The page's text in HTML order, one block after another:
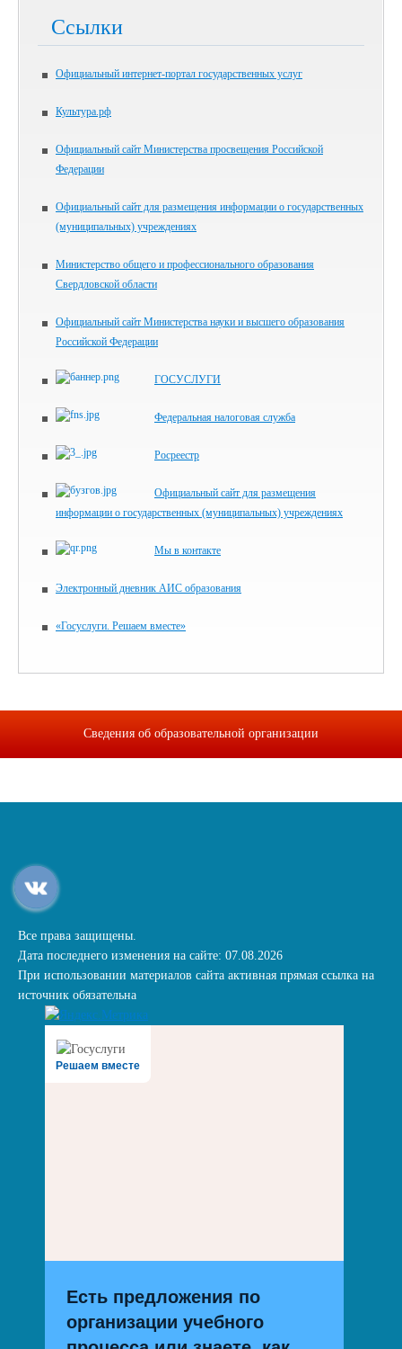
Ссылки
Официальный интернет-портал государственных услуг
Культура.рф
Официальный сайт Министерства просвещения Российской
Федерации
Официальный сайт для размещения информации о государственных
(муниципальных) учреждениях
Министерство общего и профессионального образования
Свердловской области
Официальный сайт Министерства науки и высшего образования
Российской Федерации
ГОСУСЛУГИ
Федеральная налоговая служба
Росреестр
Официальный сайт для размещения
информации о государственных (муниципальных) учреждениях
Мы в контакте
Электронный дневник АИС образования
«Госуслуги. Решаем вместе»
Сведения об образовательной организации
Все права защищены.
Дата последнего изменения на сайте: 07.08.2026
При использовании материалов сайта активная прямая ссылка на
источник обязательна
Решаем вместе
Есть предложения по
организации учебного